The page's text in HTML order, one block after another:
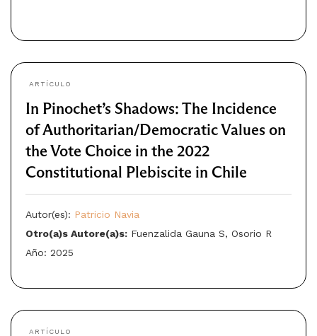
ARTÍCULO
In Pinochet’s Shadows: The Incidence
of Authoritarian/Democratic Values on
the Vote Choice in the 2022
Constitutional Plebiscite in Chile
Autor(es): Patricio Navia
Otro(a)s Autore(a)s: Fuenzalida Gauna S, Osorio R
Año: 2025
ARTÍCULO